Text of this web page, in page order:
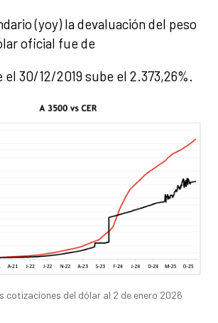
(yoy) la devaluación del peso
oficial fue de
el 30/12/2019 sube el 2.373,26%.
cotizaciones del dólar al 2 de enero 2026